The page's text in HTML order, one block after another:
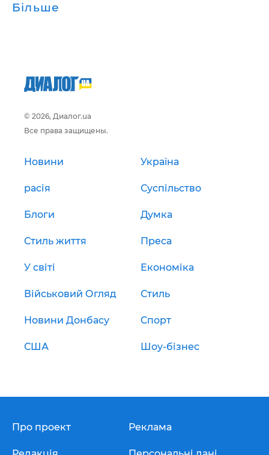
Більше
© 2026, Диалог.ua
Все права защищены.
Новини Україна
расія Суспільство
Блоги Думка
Стиль життя Преса
У світі Економіка
Військовий Огляд Стиль
Новини Донбасу Спорт
США Шоу-бізнес
Про проект Реклама